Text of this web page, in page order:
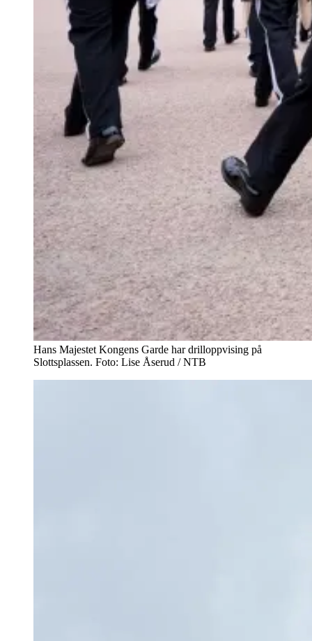
Hans Majestet Kongens Garde har drilloppvising på
Slottsplassen. Foto: Lise Åserud / NTB